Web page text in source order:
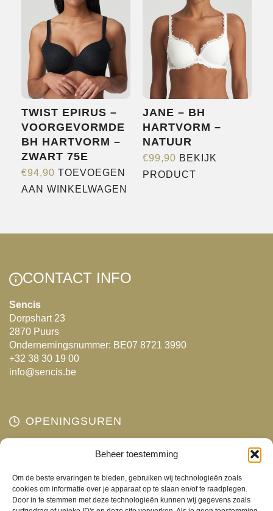
Beheer toestemming
Om de beste ervaringen te bieden, gebruiken wij technologieën zoals
cookies om informatie over je apparaat op te slaan en/of te raadplegen.
Door in te stemmen met deze technologieën kunnen wij gegevens zoals
variaties.
Deze
optie
kan
gekozen
worden
op
de
productpagina
Deze
optie
kan
gekozen
worden
op
de
productpagina
TWIST EPIRUS –
VOORGEVORMDE
BH HARTVORM –
ZWART 75E
€94,90 TOEVOEGEN
AAN WINKELWAGEN
JANE – BH
HARTVORM –
NATUUR
€99,90 BEKIJK
PRODUCT
CONTACT INFO
Sencis
Dorpshart 23
2870 Puurs
Ondernemingsnummer: BE07 8721 3990
+32 38 30 19 00
info@sencis.be
OPENINGSUREN
Gesloten
Woensdag
10:00 - 18:00
Donderdag
10:00 - 18:00